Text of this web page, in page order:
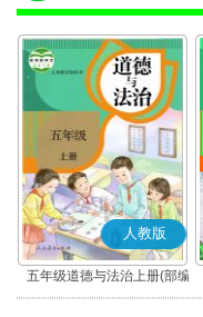
人教版
五年级道德与法治上册(部编
版)